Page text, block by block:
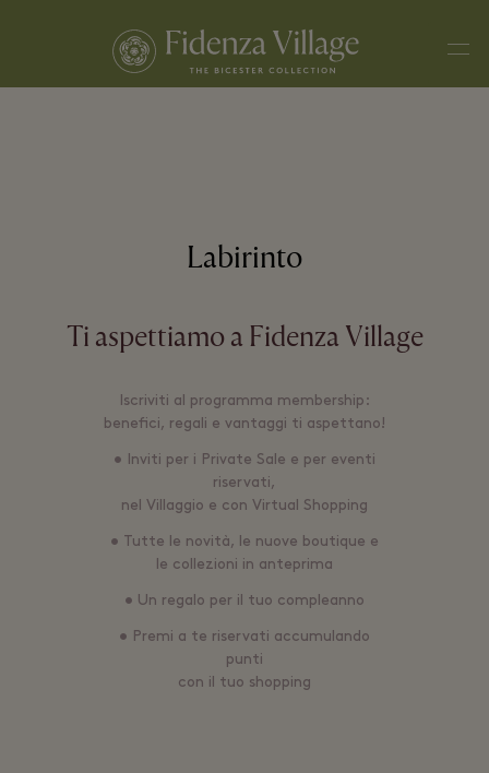
Labirinto
Ti aspettiamo a Fidenza Village
Iscriviti al programma membership:
benefici, regali e vantaggi ti aspettano!
• Inviti per i Private Sale e per eventi
riservati,
nel Villaggio e con Virtual Shopping
• Tutte le novità, le nuove boutique e
le collezioni in anteprima
• Un regalo per il tuo compleanno
• Premi a te riservati accumulando
punti
con il tuo shopping